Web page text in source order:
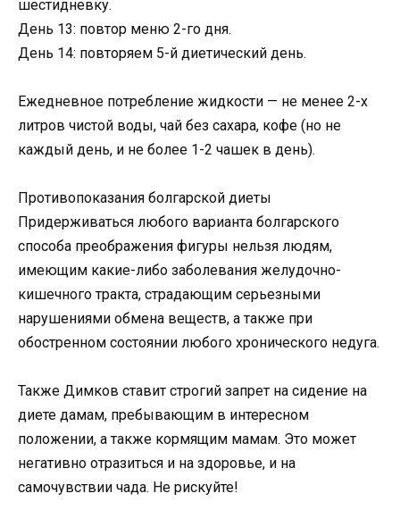
шестидневку.
День 13: повтор меню 2-го дня.
День 14: повторяем 5-й диетический день.
Ежедневное потребление жидкости — не менее 2-х
литров чистой воды, чай без сахара, кофе (но не
каждый день, и не более 1-2 чашек в день).
Противопоказания болгарской диеты
Придерживаться любого варианта болгарского
способа преображения фигуры нельзя людям,
имеющим какие-либо заболевания желудочно-
кишечного тракта, страдающим серьезными
нарушениями обмена веществ, а также при
обостренном состоянии любого хронического недуга.
Также Димков ставит строгий запрет на сидение на
диете дамам, пребывающим в интересном
положении, а также кормящим мамам. Это может
негативно отразиться и на здоровье, и на
самочувствии чада. Не рискуйте!